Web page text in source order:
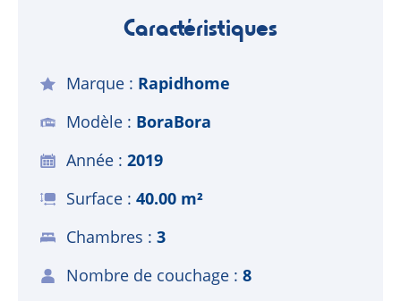
Caractéristiques
Marque
Rapidhome
Modèle
BoraBora
Année
2019
Surface
40.00 m²
Chambres
3
Nombre de couchage
8